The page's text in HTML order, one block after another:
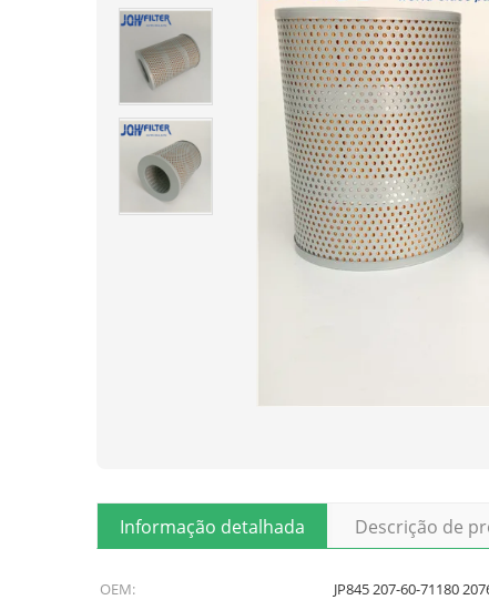
Informação detalhada Descrição de
OEM: JP845 207-60-71180